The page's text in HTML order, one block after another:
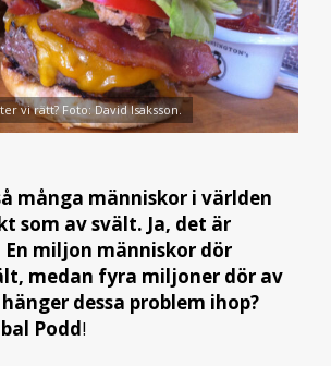
vi rätt? Foto: David Isaksson.
många människor i världen
som av svält. Ja, det är
miljon människor dör
medan fyra miljoner dör av
dessa problem ihop?
Podd!